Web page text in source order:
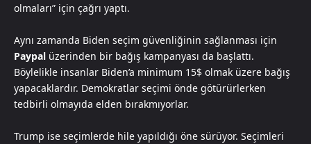
olmaları” için çağrı yaptı.
Aynı zamanda Biden seçim güvenliğinin sağlanması için
Paypal üzerinden bir bağış kampanyası da başlattı.
Böylelikle insanlar Biden’a minimum 15$ olmak üzere bağış
yapacaklardır. Demokratlar seçimi önde götürürlerken
tedbirli olmayıda elden bırakmıyorlar.
Trump ise seçimlerde hile yapıldığı öne sürüyor. Seçimleri